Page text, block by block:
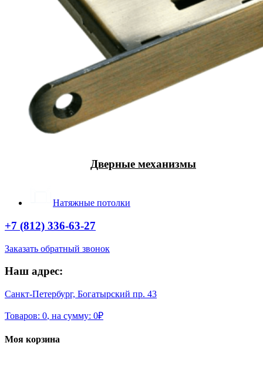
Дверные механизмы
Натяжные потолки
+7 (812) 336-63-27
Заказать обратный звонок
Наш адрес:
Санкт-Петербург, Богатырский пр. 43
Товаров: 0, на сумму: 0₽
Моя корзина